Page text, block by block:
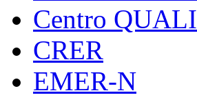
Centro
CRER
EMER-N